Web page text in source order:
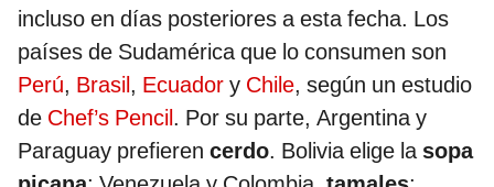
incluso en días posteriores a esta fecha. Los
países de Sudamérica que lo consumen son
Perú, Brasil, Ecuador y Chile, según un estudio
de Chef’s Pencil. Por su parte, Argentina y
Paraguay prefieren cerdo. Bolivia elige la sopa